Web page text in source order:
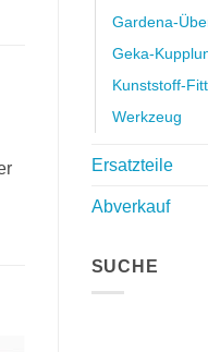
Gardena-
Geka-
Kunststoff-
Werkzeug
Ersatzteile
Abverkauf
SUCHE